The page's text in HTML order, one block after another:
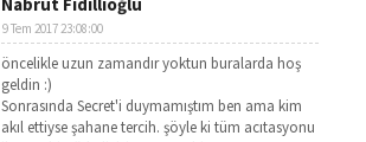
9 Tem 2017 23:08:00
öncelikle uzun zamandır yoktun buralarda hoş
geldin :)
Sonrasında Secret'i duymamıştım ben ama kim
akıl ettiyse şahane tercih. şöyle ki tüm acıtasyonu